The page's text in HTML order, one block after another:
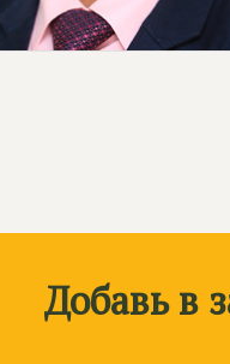
Добавь в